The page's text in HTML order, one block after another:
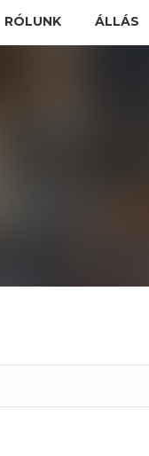
RÓLUNK ÁLLÁS